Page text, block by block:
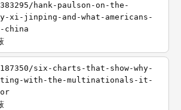
hank-paulson-on-the-
xi-jinping-and-what-americans-
china
six-charts-that-show-why-
with-the-multinationals-it-